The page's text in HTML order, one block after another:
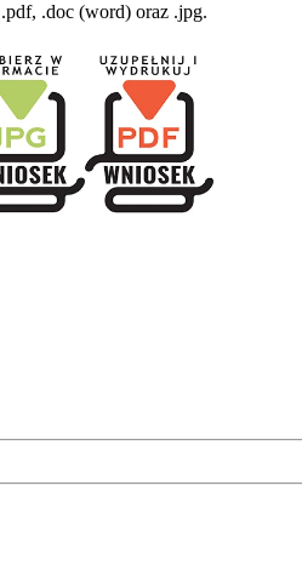
.doc (word) oraz .jpg.